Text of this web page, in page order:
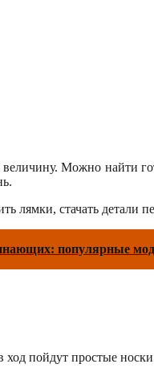
Можно найти
стачать детали
популярные
пойдут простые